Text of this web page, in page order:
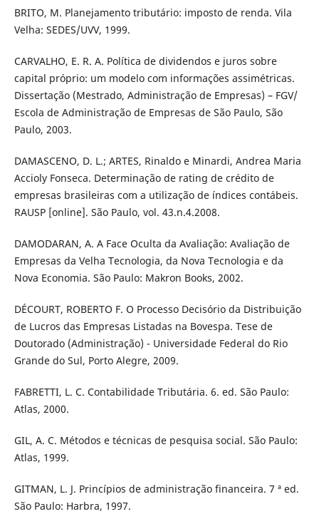
BRITO, M. Planejamento tributário: imposto de renda. Vila
Velha: SEDES/UVV, 1999.
CARVALHO, E. R. A. Política de dividendos e juros sobre
capital próprio: um modelo com informações assimétricas.
Dissertação (Mestrado, Administração de Empresas) – FGV/
Escola de Administração de Empresas de São Paulo, São
Paulo, 2003.
DAMASCENO, D. L.; ARTES, Rinaldo e Minardi, Andrea Maria
Accioly Fonseca. Determinação de rating de crédito de
empresas brasileiras com a utilização de índices contábeis.
RAUSP [online]. São Paulo, vol. 43.n.4.2008.
DAMODARAN, A. A Face Oculta da Avaliação: Avaliação de
Empresas da Velha Tecnologia, da Nova Tecnologia e da
Nova Economia. São Paulo: Makron Books, 2002.
DÉCOURT, ROBERTO F. O Processo Decisório da Distribuição
de Lucros das Empresas Listadas na Bovespa. Tese de
Doutorado (Administração) - Universidade Federal do Rio
Grande do Sul, Porto Alegre, 2009.
FABRETTI, L. C. Contabilidade Tributária. 6. ed. São Paulo:
Atlas, 2000.
GIL, A. C. Métodos e técnicas de pesquisa social. São Paulo:
Atlas, 1999.
GITMAN, L. J. Princípios de administração financeira. 7 ª ed.
São Paulo: Harbra, 1997.